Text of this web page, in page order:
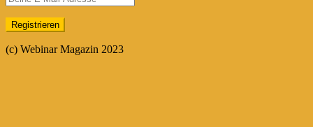
(c) Webinar Magazin 2023